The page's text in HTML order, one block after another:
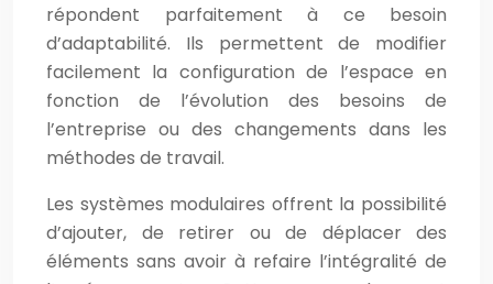
répondent parfaitement à ce besoin
d’adaptabilité. Ils permettent de modifier
facilement la configuration de l’espace en
fonction de l’évolution des besoins de
l’entreprise ou des changements dans les
méthodes de travail.
Les systèmes modulaires offrent la possibilité
d’ajouter, de retirer ou de déplacer des
éléments sans avoir à refaire l’intégralité de